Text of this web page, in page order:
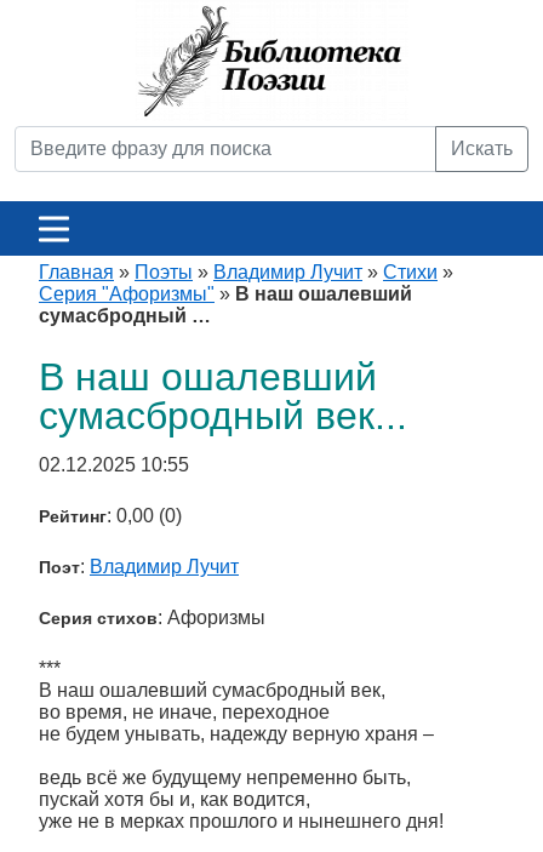
Искать
Главная » Поэты » Владимир Лучит » Стихи »
Серия "Афоризмы" » В наш ошалевший
сумасбродный …
В наш ошалевший
сумасбродный век...
02.12.2025 10:55
Рейтинг: 0,00 (0)
Поэт: Владимир Лучит
Серия стихов: Афоризмы
***
В наш ошалевший сумасбродный век,
во время, не иначе, переходное
не будем унывать, надежду верную храня –
ведь всё же будущему непременно быть,
пускай хотя бы и, как водится,
уже не в мерках прошлого и нынешнего дня!